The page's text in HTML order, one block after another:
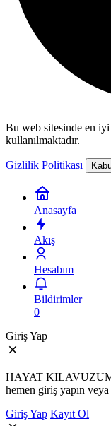
Bu web sitesinde en iyi
kullanılmaktadır.
Gizlilik Politikası
Anasayfa
Akış
Hesabım
Bildirimler
0
Giriş Yap
HAYAT
hemen giriş yapın
Giriş Yap Kayıt Ol